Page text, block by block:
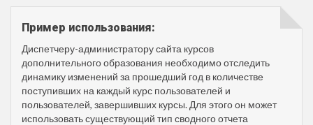
Пример использования:
Диспетчеру-администратору сайта курсов
дополнительного образования необходимо отследить
динамику изменений за прошедший год в количестве
поступивших на каждый курс пользователей и
пользователей, завершивших курсы. Для этого он может
использовать существующий тип сводного отчета